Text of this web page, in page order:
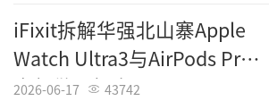
iFixit拆解华强北山寨Apple
Watch Ultra3与AirPods Pro3
内部做工粗劣
2026-06-17 43742